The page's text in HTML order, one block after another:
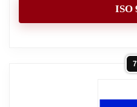
ISO
7